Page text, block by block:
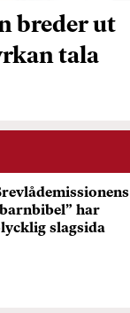
breder ut
tala
har
slagsida